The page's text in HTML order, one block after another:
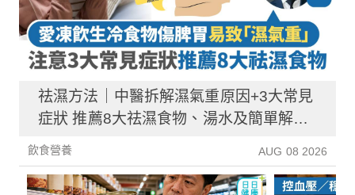
祛濕方法｜中醫拆解濕氣重原因+3大常見
症狀 推薦8大祛濕食物、湯水及簡單解決
方法！
飲食營養 AUG 08 2026